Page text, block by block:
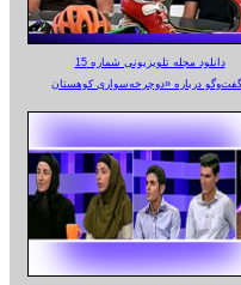
دانلود مجله تلویزیونی شماره 15